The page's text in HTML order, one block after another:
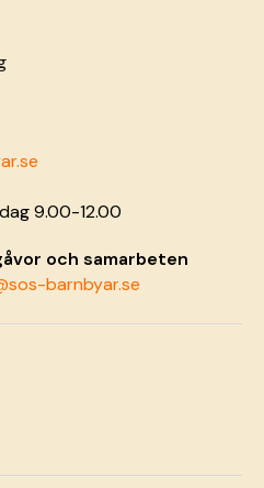
9.00-12.00
och samarbeten
barnbyar.se